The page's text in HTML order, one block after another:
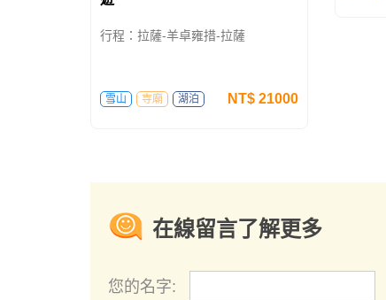
遊
在線留言了解更多